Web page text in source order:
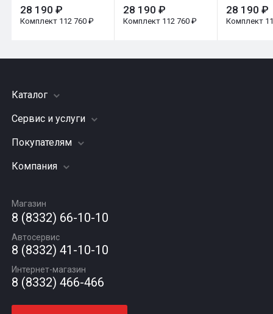
28 190 ₽
Комплект 112 760 ₽
28 190 ₽
Комплект 112 760 ₽
28 190 ₽
Комплект
Каталог
Шины
Грузовые шины
Диски
Автомасла
Сервис и услуги
Заправка кондиционера
Подвеска (ходовая часть)
Шиномонтаж
Покупателям
Акции
Гарантии и возврат
Компания
Вакансии
Новости
Статьи
Контакты
Магазин
8 (8332) 66-10-10
Автосервис
8 (8332) 41-10-10
Интернет-магазин
8 (8332) 466-466